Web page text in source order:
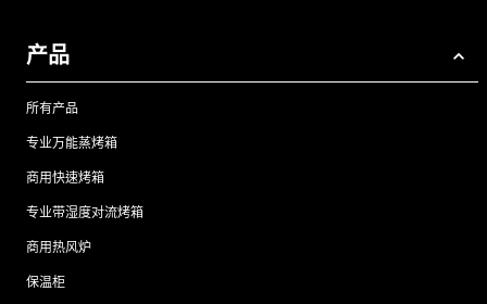
产品
所有产品
专业万能蒸烤箱
商用快速烤箱
专业带湿度对流烤箱
商用热风炉
保温柜